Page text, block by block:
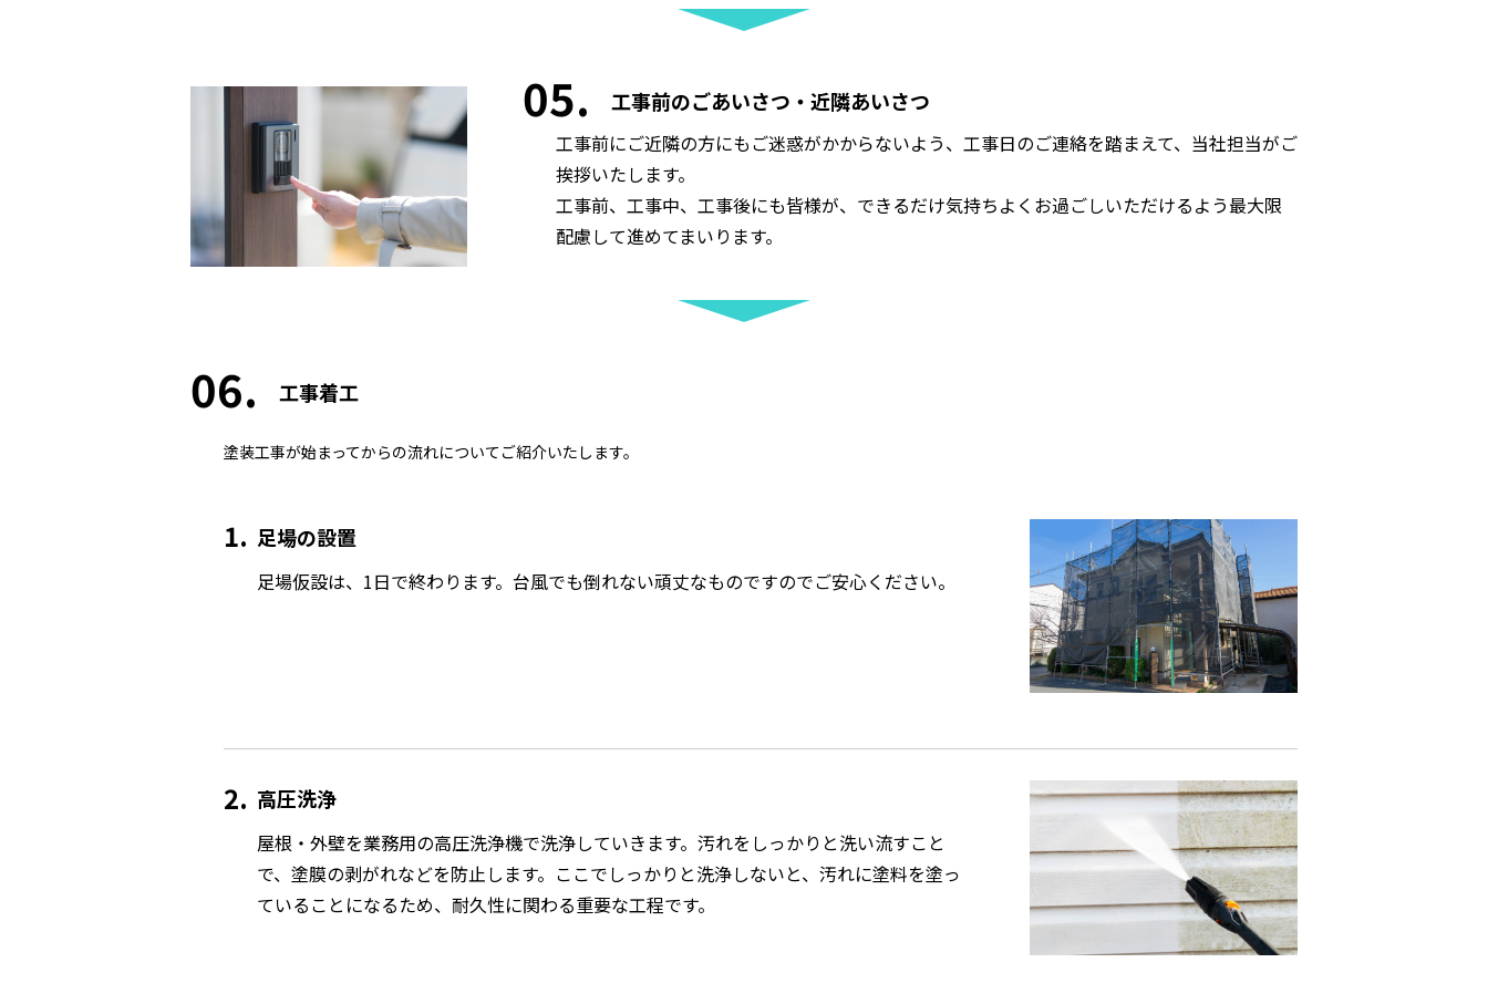
05 工事前のごあいさつ・近隣あいさつ
工事前にご近隣の方にもご迷惑がかからないよう、工事日のご連絡を踏まえて、当社担当がご
挨拶いたします。
工事前、工事中、工事後にも皆様が、できるだけ気持ちよくお過ごしいただけるよう最大限
配慮して進めてまいります。
06 工事着工
塗装工事が始まってからの流れについてご紹介いたします。
1 足場の設置
足場仮設は、1日で終わります。台風でも倒れない頑丈なものですのでご安心ください。
2 高圧洗浄
屋根・外壁を業務用の高圧洗浄機で洗浄していきます。汚れをしっかりと洗い流すこと
で、塗膜の剥がれなどを防止します。ここでしっかりと洗浄しないと、汚れに塗料を塗っ
ていることになるため、耐久性に関わる重要な工程です。